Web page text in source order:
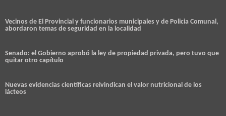
Vecinos de El Provincial y funcionarios municipales y de Policia Comunal,
abordaron temas de seguridad en la localidad
Senado: el Gobierno aprobó la ley de propiedad privada, pero tuvo que
quitar otro capítulo
Nuevas evidencias científicas reivindican el valor nutricional de los
lácteos